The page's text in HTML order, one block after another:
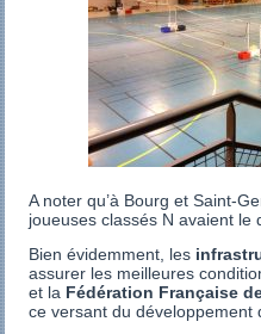
A noter qu’à Bourg et Saint-
joueuses classés N avaient le
Bien évidemment, les
assurer les meilleures
et la Fédération Française
ce versant du développement